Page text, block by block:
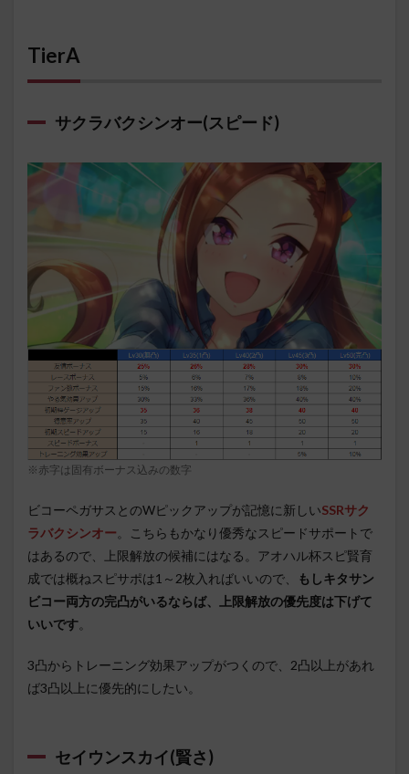
TierA
サクラバクシンオー(スピード)
※赤字は固有ボーナス込みの数字
ビコーペガサスとのWピックアップが記憶に新しいSSRサク
ラバクシンオー。こちらもかなり優秀なスピードサポートで
はあるので、上限解放の候補にはなる。アオハル杯スピ賢育
成では概ねスピサポは1～2枚入ればいいので、
もしキタサン
ビコー両方の完凸がいるならば、上限解放の優先度は下げて
いいです。
3凸からトレーニング効果アップがつくので、2凸以上があれ
ば3凸以上に優先的にしたい。
セイウンスカイ(賢さ)